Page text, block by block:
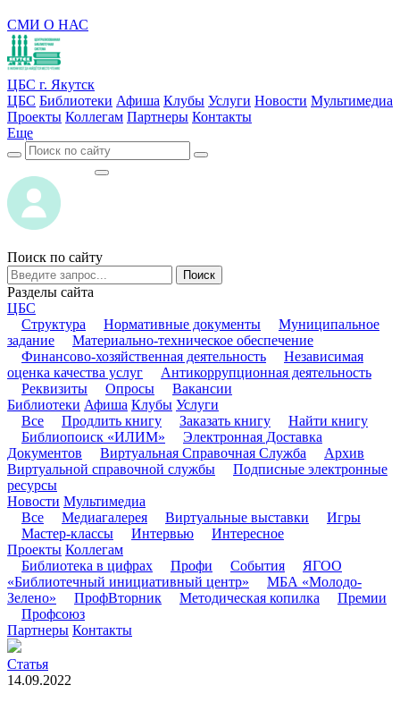
СМИ О НАС
ЦБС г. Якутск
ЦБС Библиотеки Афиша Клубы Услуги Новости Мультимедиа
Проекты Коллегам Партнеры Контакты
Еще
Поиск по сайту
Поиск
Разделы сайта
ЦБС
Структура
Нормативные документы
Муниципальное
задание
Материально-техническое обеспечение
Финансово-хозяйственная деятельность
Независимая
оценка качества услуг
Антикоррупционная деятельность
Реквизиты
Опросы
Вакансии
Библиотеки Афиша Клубы Услуги
Все
Продлить книгу Заказать книгу
Найти книгу
Библиопоиск «ИЛИМ»
Электронная Доставка
Документов
Виртуальная Справочная Служба
Архив
Виртуальной справочной службы
Подписные электронные
ресурсы
Новости Мультимедиа
Все
Медиагалерея Виртуальные выставки
Игры
Мастер-классы
Интервью
Интересное
Проекты Коллегам
Библиотека в цифрах
Профи События
ЯГОО
«Библиотечный инициативный центр»
МБА «Молодо-
Зелено»
ПрофВторник Методическая копилка
Премии
Профсоюз
Партнеры Контакты
Статья
14.09.2022